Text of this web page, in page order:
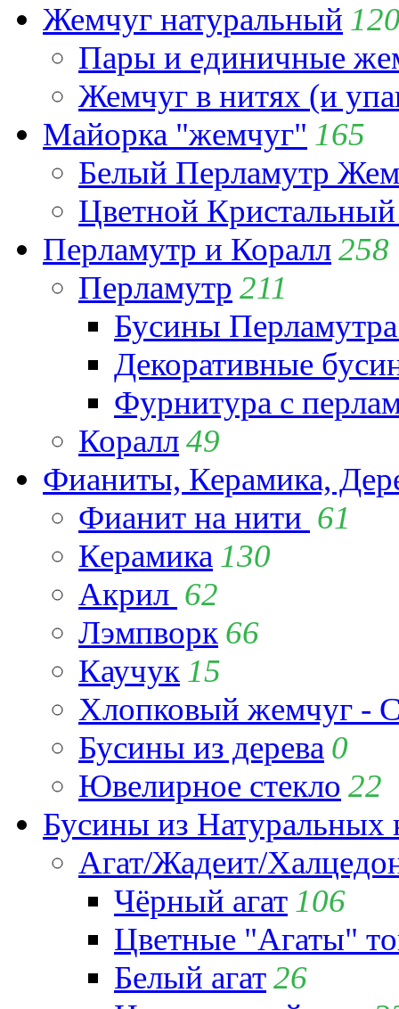
Жемчуг натуральный
Пары и единичные
Жемчуг в нитях (и
Майорка "жемчуг" 165
Белый Перламутр
Цветной
Перламутр и Коралл258
Перламутр 211
Бусины
Декоративные
Фурнитура с
Коралл49
Фианиты, Керамика,
Фианит на нити 61
Керамика 130
Акрил 62
Лэмпворк 66
Каучук 15
Хлопковый жемчуг -
Бусины из дерева 0
Ювелирное стекло 22
Бусины из Натуральных
Агат/Жадеит/
Чёрный агат 106
Цветные "Агаты"
Белый агат26